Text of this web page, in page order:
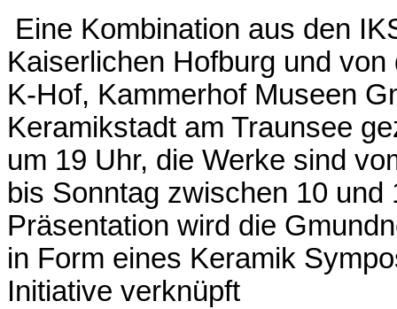
Eine Kombination aus den
Kaiserlichen Hofburg und
K-Hof, Kammerhof Museen
Keramikstadt am Traunsee
um 19 Uhr, die Werke sind
bis Sonntag zwischen 10
Präsentation wird die
in Form eines Keramik
Initiative verknüpft